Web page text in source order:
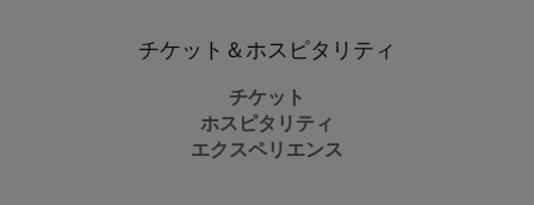
チケット＆ホスピタリティ
チケット
ホスピタリティ
エクスペリエンス